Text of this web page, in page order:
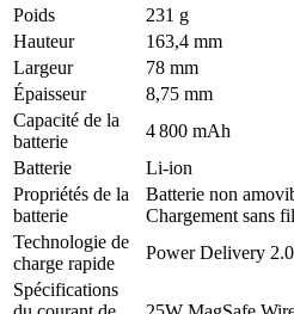
Poids
231 g
Hauteur
163,4 mm
Largeur
78 mm
Épaisseur
8,75 mm
Capacité de la
batterie
4 800 mAh
Batterie
Li-ion
Propriétés de la
batterie
Batterie non
Chargement sans
Technologie de
charge rapide
Power Delivery 2.0
Spécifications